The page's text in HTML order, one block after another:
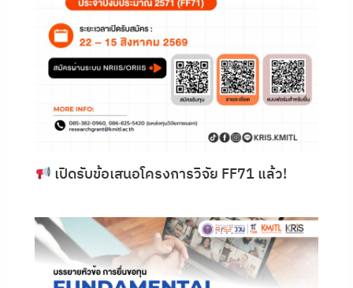
เปิดรับข้อเสนอโครงการวิจัย FF71 แล้ว!